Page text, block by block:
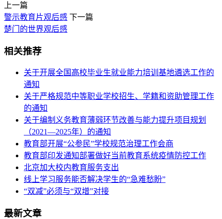
上一篇
警示教育片观后感 下一篇
楚门的世界观后感
相关推荐
关于开展全国高校毕业生就业能力培训基地遴选工作的
通知
关于严格规范中等职业学校招生、学籍和资助管理工作
的通知
关于编制义务教育薄弱环节改善与能力提升项目规划
（2021—2025年）的通知
教育部开展“公参民”学校规范治理工作会商
教育部印发通知部署做好当前教育系统疫情防控工作
北京加大校内教育服务支出
线上学习服务能否解决学生的“急难愁盼”
“双减”必须与“双增”对接
最新文章